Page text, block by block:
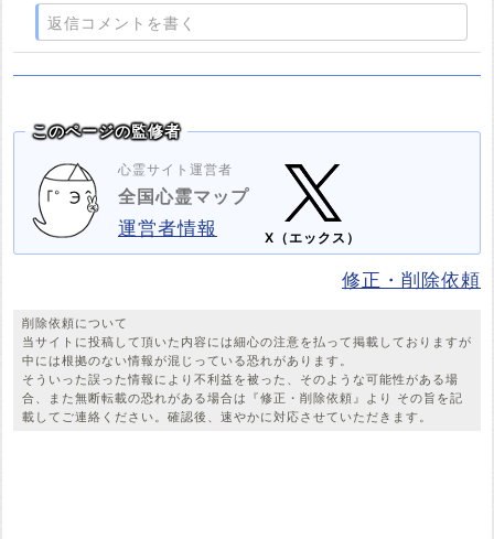
返信コメントを書く
このページの監修者
心霊サイト運営者
全国心霊マップ
運営者情報
X（エックス）
修正・削除依頼
削除依頼について
当サイトに投稿して頂いた内容には細心の注意を払って掲載しておりますが
中には根拠のない情報が混じっている恐れがあります。
そういった誤った情報により不利益を被った、そのような可能性がある場
合、また無断転載の恐れがある場合は『修正・削除依頼』より その旨を記
載してご連絡ください。確認後、速やかに対応させていただきます。